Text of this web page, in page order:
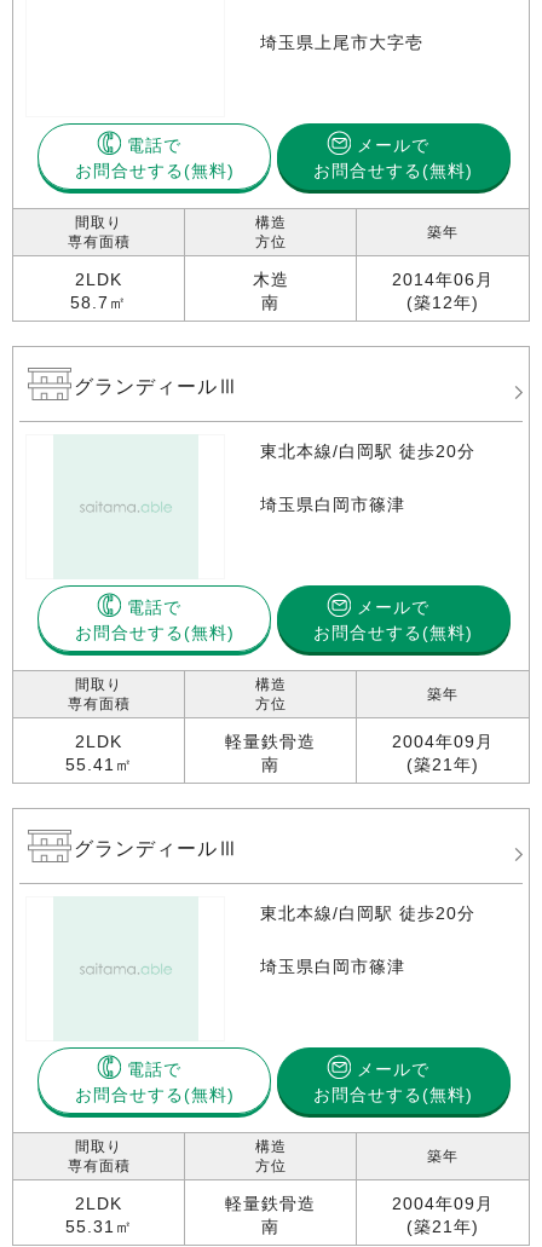
埼玉県上尾市大字壱
電話で
お問合せする
メールで
お問合せする(無料)
間取り
専有面積
2LDK
58.7㎡
構造
方位
木造
南
築年
2014年06月
(築12年)
グランディールⅢ
東北本線/白岡駅 徒歩20分
埼玉県白岡市篠津
電話で
お問合せする
メールで
お問合せする(無料)
間取り
専有面積
2LDK
55.41㎡
構造
方位
軽量鉄骨造
南
築年
2004年09月
(築21年)
グランディールⅢ
東北本線/白岡駅 徒歩20分
埼玉県白岡市篠津
電話で
お問合せする
メールで
お問合せする(無料)
間取り
専有面積
2LDK
55.31㎡
構造
方位
軽量鉄骨造
南
築年
2004年09月
(築21年)